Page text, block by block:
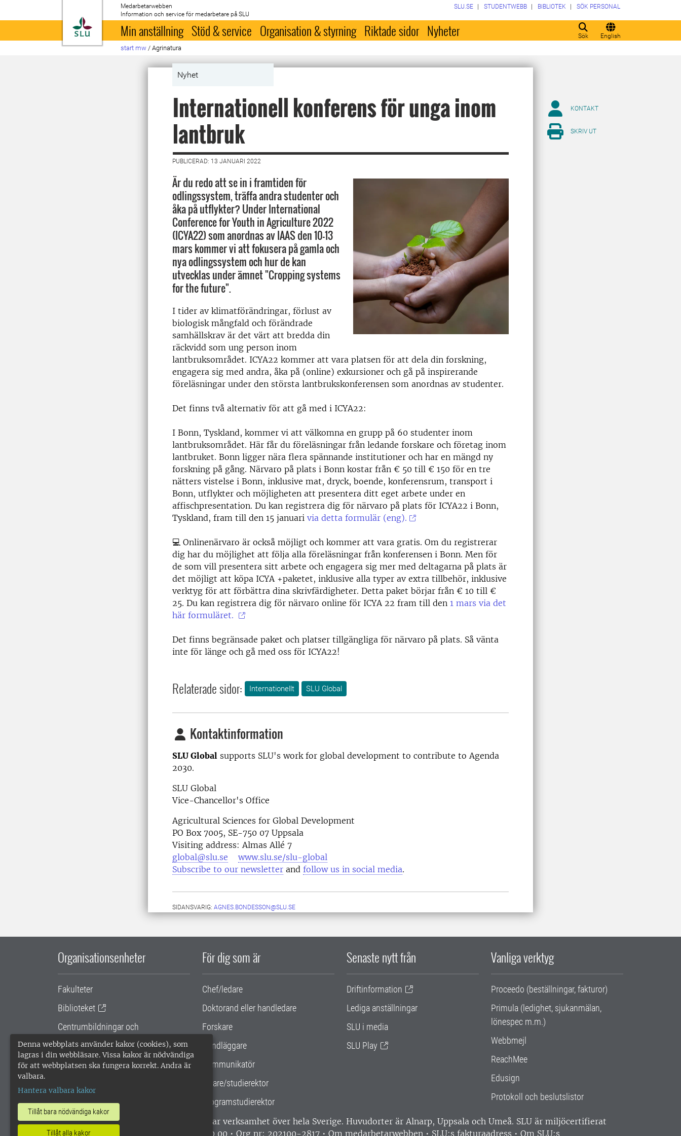
Denna webbplats använder kakor (cookies), som
lagras i din webbläsare. Vissa kakor är nödvändiga
för att webbplatsen ska fungera korrekt. Andra är
valbara.
Hantera valbara kakor
Tillåt bara nödvändiga kakor
Tillåt alla kakor
Till startsida
Medarbetarwebben
Information och service för medarbetare på SLU
Sök English
SLU.SE STUDENTWEBB BIBLIOTEK SÖK PERSONAL
Min anställning Stöd & service Organisation & styrning Riktade sidor Nyheter
start mw / Agrinatura
Nyhet
Internationell konferens för unga inom
lantbruk
PUBLICERAD: 13 JANUARI 2022
Är du redo att se in i framtiden för
odlingssystem, träffa andra studenter och
åka på utflykter? Under International
Conference for Youth in Agriculture 2022
(ICYA22) som anordnas av IAAS den 10-13
mars kommer vi att fokusera på gamla och
nya odlingssystem och hur de kan
utvecklas under ämnet "Cropping systems
for the future".
I tider av klimatförändringar, förlust av
biologisk mångfald och förändrade
samhällskrav är det värt att bredda din
räckvidd som ung person inom
lantbruksområdet. ICYA22 kommer att vara platsen för att dela din forskning,
engagera sig med andra, åka på (online) exkursioner och gå på inspirerande
föreläsningar under den största lantbrukskonferensen som anordnas av studenter.
Det finns två alternativ för att gå med i ICYA22:
I Bonn, Tyskland, kommer vi att välkomna en grupp på 60 studenter inom
lantbruksområdet. Här får du föreläsningar från ledande forskare och företag inom
lantbruket. Bonn ligger nära flera spännande institutioner och har en mängd ny
forskning på gång. Närvaro på plats i Bonn kostar från € 50 till € 150 för en tre
nätters vistelse i Bonn, inklusive mat, dryck, boende, konferensrum, transport i
Bonn, utflykter och möjligheten att presentera ditt eget arbete under en
affischpresentation. Du kan registrera dig för närvaro på plats för ICYA22 i Bonn,
Tyskland, fram till den 15 januari via detta formulär (eng).
💻 Onlinenärvaro är också möjligt och kommer att vara gratis. Om du registrerar
dig har du möjlighet att följa alla föreläsningar från konferensen i Bonn. Men för
de som vill presentera sitt arbete och engagera sig mer med deltagarna på plats är
det möjligt att köpa ICYA +paketet, inklusive alla typer av extra tillbehör, inklusive
verktyg för att förbättra dina skrivfärdigheter. Detta paket börjar från € 10 till €
25. Du kan registrera dig för närvaro online för ICYA 22 fram till den 1 mars via det
här formuläret.
Det finns begränsade paket och platser tillgängliga för närvaro på plats. Så vänta
inte för länge och gå med oss ​​för ICYA22!
Relaterade sidor: Internationellt SLU Global
Kontaktinformation
SLU Global supports SLU's work for global development to contribute to Agenda
2030.
SLU Global
Vice-Chancellor's Office
Agricultural Sciences for Global Development
PO Box 7005, SE-750 07 Uppsala
Visiting address: Almas Allé 7
global@slu.se
www.slu.se/slu-global
Subscribe to our newsletter and follow us in social media.
SIDANSVARIG: AGNES.BONDESSON@SLU.SE
KONTAKT
SKRIV UT
Organisationsenheter
Fakulteter
Biblioteket
Centrumbildningar och
samarbetsprojekt
Gemensamma verksamhetsstödet
För dig som är
Chef/ledare
Doktorand eller handledare
Forskare
Handläggare
Kommunikatör
Lärare/studierektor
Programstudierektor
Senaste nytt från
Driftinformation
Lediga anställningar
SLU i media
SLU Play
Vanliga verktyg
Proceedo (beställningar, fakturor)
Primula (ledighet, sjukanmälan,
lönespec m.m.)
Webbmejl
ReachMee
Edusign
Protokoll och beslutslistor
SLU, Sveriges lantbruksuniversitet, har verksamhet över hela Sverige. Huvudorter är Alnarp, Uppsala och Umeå. SLU är miljöcertifierat
enligt ISO 14001. •
Telefon: 018-67 10 00 • Org nr: 202100-2817 • Om medarbetarwebben • SLU:s fakturaadress • Om SLU:s